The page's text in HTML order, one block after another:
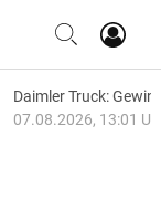
Daimler Truck:
07.08.2026, 13:01